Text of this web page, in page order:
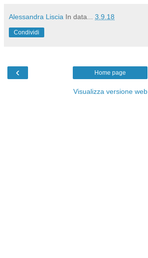
Alessandra Liscia In data... 3.9.18
Condividi
‹ Home page
Visualizza versione web